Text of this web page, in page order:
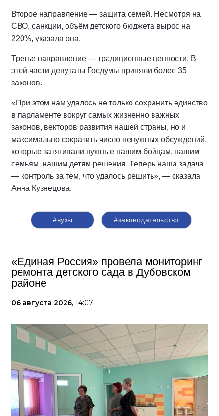
Второе направление — защита семей. Несмотря на
СВО, санкции, объём детского бюджета вырос на
220%, указала она.
Третье направление — традиционные ценности. В
этой части депутаты Госдумы приняли более 35
законов.
«При этом нам удалось не только сохранить единство
в парламенте вокруг самых жизненно важных
законов, векторов развития нашей страны, но и
максимально сократить число ненужных обсуждений,
которые затягивали нужные нашим бойцам, нашим
семьям, нашим детям решения. Теперь наша задача
— контроль за тем, что удалось решить», — сказала
Анна Кузнецова.
#вузы #законодательство
«Единая Россия» провела мониторинг
ремонта детского сада в Дубовском
районе
06 августа 2026, 14:07